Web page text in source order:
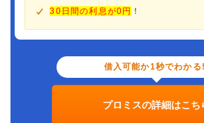
30日間の利息が0円 ！
借入可能か1秒でわかる
プロミスの詳細はこち